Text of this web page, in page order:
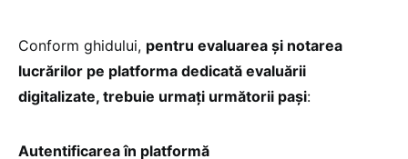
Conform ghidului, pentru evaluarea și notarea
lucrărilor pe platforma dedicată evaluării
digitalizate, trebuie urmați următorii pași:
Autentificarea în platformă